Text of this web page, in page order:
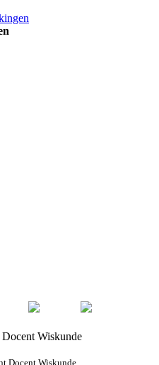
Docent Wiskunde